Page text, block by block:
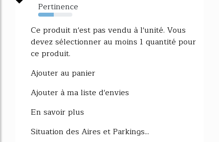
Pertinence
45%
Ce produit n'est pas vendu à l'unité. Vous
devez sélectionner au moins 1 quantité pour
ce produit.
Ajouter au panier
Ajouter à ma liste d'envies
En savoir plus
Situation des Aires et Parkings...